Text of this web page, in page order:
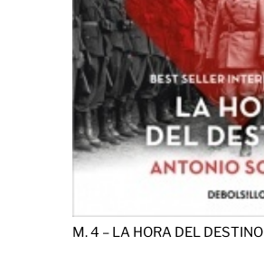
M. 4 – LA HORA DEL DESTINO